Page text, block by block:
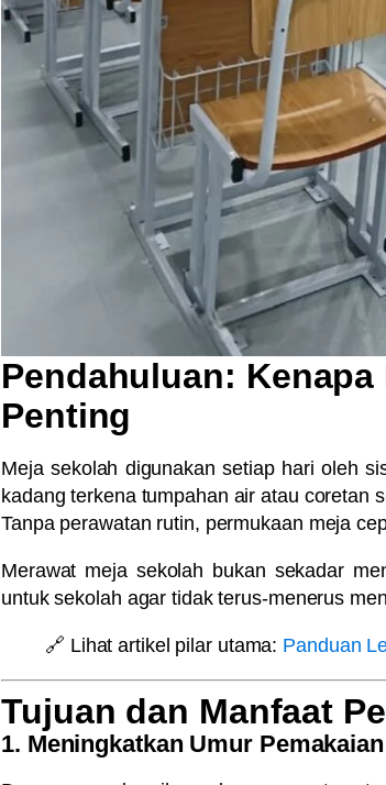
Pendahuluan:
Penting
Meja sekolah digunakan setiap hari oleh
kadang terkena tumpahan air atau coretan
Tanpa perawatan rutin, permukaan meja
Merawat meja sekolah bukan sekadar
untuk sekolah agar tidak terus-menerus
🔗 Lihat artikel pilar utama: Panduan
Tujuan dan Manfaat
1. Meningkatkan Umur Pemakaian